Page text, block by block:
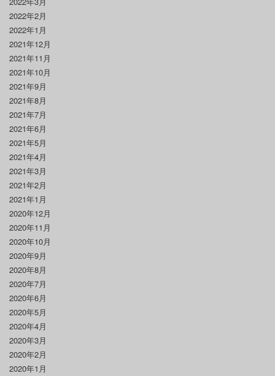
2022年2月
2022年1月
2021年12月
2021年11月
2021年10月
2021年9月
2021年8月
2021年7月
2021年6月
2021年5月
2021年4月
2021年3月
2021年2月
2021年1月
2020年12月
2020年11月
2020年10月
2020年9月
2020年8月
2020年7月
2020年6月
2020年5月
2020年4月
2020年3月
2020年2月
2020年1月